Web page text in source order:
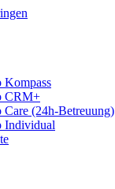
Kompass
CRM+
Care (24h-Betreuung)
Individual